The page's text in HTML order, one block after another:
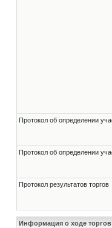
Протокол об определении
Протокол об определении
Протокол результатов торгов
Информация о ходе торгов